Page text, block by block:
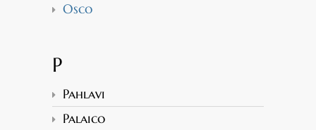
Osco
P
Pahlavi
Palaico